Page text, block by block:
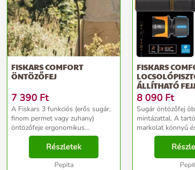
FISKARS COMFORT
ÖNTÖZŐFEJ
7 390 Ft
A Fiskars 3 funkciós (erős sugár,
finom permet vagy zuhany)
öntözőfeje ergonomikus
kialakítású és kényelmes
SoftGrip™ markolattal rendelkezik
Hüvekujjal kezelhető
be/kikapcsolási áramlás-
Részletek
Pepita
FISKARS
ÁLLÍTHATÓ
TÖMLŐCSATL...
8 090 Ft
Sugár öntözőfej
mintázattal. A
markolat könnyű
kialakítású. A
hüvelykujjas
univerzális